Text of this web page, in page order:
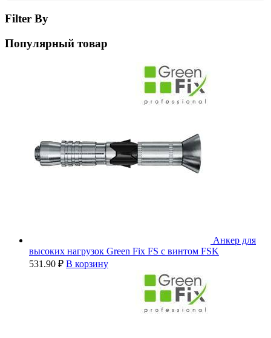
Filter By
Популярный товар
Анкер для
высоких нагрузок Green Fix FS с винтом FSK
531.90 ₽ В корзину